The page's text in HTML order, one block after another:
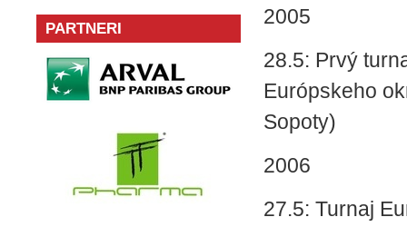
PARTNERI
2005
28.5: Prvý
Európskeho
Sopoty)
2006
27.5: Turnaj